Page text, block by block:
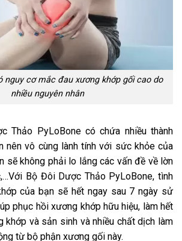
nguy cơ mắc đau xương khớp gối cao do
nhiều nguyên nhân
Thảo PyLoBone có chứa nhiều thành
nên vô cùng lành tính với sức khỏe của
sẽ không phải lo lắng các vấn đề về lờn
Bộ Đôi Dược Thảo PyLoBone, tình
của bạn sẽ hết ngay sau 7 ngày sử
phục hồi xương khớp hữu hiệu, làm hết
khớp và sản sinh và nhiều chất dịch làm
từ bộ phận xương gối này.